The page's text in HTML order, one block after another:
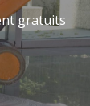
gratuits